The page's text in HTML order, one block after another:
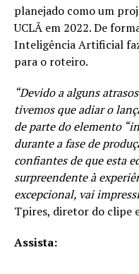
planejado como um
UCLÃ em 2022. De
Inteligência Artificial
para o roteiro.
“Devido a alguns
tivemos que adiar o
de parte do elemento
durante a fase de
confiantes de que esta
surpreendente à
excepcional, vai
Tpires, diretor do clipe
Assista: